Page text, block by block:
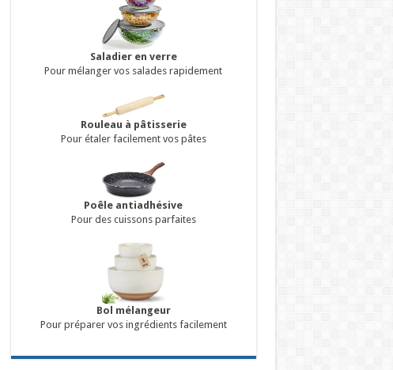
Saladier en verre
Pour mélanger vos salades rapidement
Rouleau à pâtisserie
Pour étaler facilement vos pâtes
Poêle antiadhésive
Pour des cuissons parfaites
Bol mélangeur
Pour préparer vos ingrédients facilement